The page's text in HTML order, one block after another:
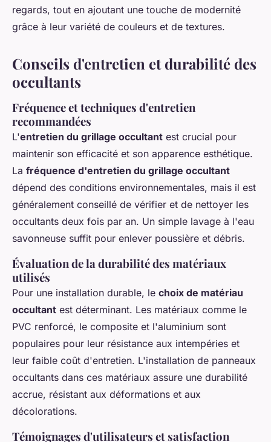
regards, tout en ajoutant une touche de modernité
grâce à leur variété de couleurs et de textures.
Conseils d'entretien et durabilité des
occultants
Fréquence et techniques d'entretien
recommandées
L'entretien du grillage occultant est crucial pour
maintenir son efficacité et son apparence esthétique.
La fréquence d'entretien du grillage occultant
dépend des conditions environnementales, mais il est
généralement conseillé de vérifier et de nettoyer les
occultants deux fois par an. Un simple lavage à l'eau
savonneuse suffit pour enlever poussière et débris.
Évaluation de la durabilité des matériaux
utilisés
Pour une installation durable, le choix de matériau
occultant est déterminant. Les matériaux comme le
PVC renforcé, le composite et l'aluminium sont
populaires pour leur résistance aux intempéries et
leur faible coût d'entretien. L'installation de panneaux
occultants dans ces matériaux assure une durabilité
accrue, résistant aux déformations et aux
décolorations.
Témoignages d'utilisateurs et satisfaction